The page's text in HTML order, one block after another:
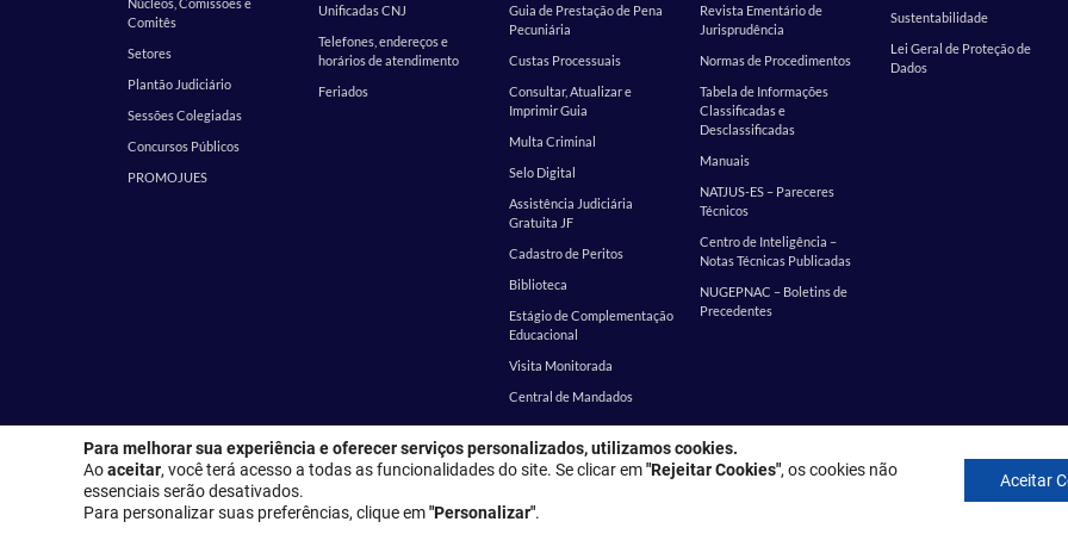
Comitês
Setores
Plantão Judiciário
Sessões Colegiadas
Concursos Públicos
PROMOJUES
Unificadas CNJ
Telefones, endereços e
horários de atendimento
Feriados
Guia de Prestação de Pena
Pecuniária
Custas Processuais
Consultar, Atualizar e
Imprimir Guia
Multa Criminal
Selo Digital
Assistência Judiciária
Gratuita JF
Cadastro de Peritos
Biblioteca
Estágio de Complementação
Educacional
Visita Monitorada
Central de Mandados
Revista Ementário de
Jurisprudência
Normas de Procedimentos
Tabela de Informações
Classificadas e
Desclassificadas
Manuais
NATJUS-ES – Pareceres
Técnicos
Centro de Inteligência –
Notas Técnicas Publicadas
NUGEPNAC – Boletins de
Precedentes
Sustentabilidade
Lei Geral de Proteção de
Dados
Endereço: Rua Desembargador Homero Mafra, 60 - Enseada do Suá, Vitória - ES,
Para melhorar sua experiência e oferecer serviços personalizados, utilizamos cookies.
Aoaceitar, você terá acesso a todas as funcionalidades do site. Se clicar em"Rejeitar Cookies", os cookies não
essenciais serão desativados.
Para personalizar suas preferências, clique em"Personalizar".
Aceitar